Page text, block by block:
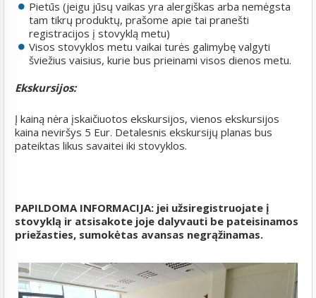
Pietūs (jeigu jūsų vaikas yra alergiškas arba nemėgsta
tam tikrų produktų, prašome apie tai pranešti
registracijos į stovyklą metu)
Visos stovyklos metu vaikai turės galimybę valgyti
šviežius vaisius, kurie bus prieinami visos dienos metu.
Ekskursijos:
Į kainą nėra įskaičiuotos ekskursijos, vienos ekskursijos
kaina neviršys 5 Eur. Detalesnis ekskursijų planas bus
pateiktas likus savaitei iki stovyklos.
PAPILDOMA INFORMACIJA: jei užsiregistruojate į
stovyklą ir atsisakote joje dalyvauti be pateisinamos
priežasties, sumokėtas avansas negrąžinamas.